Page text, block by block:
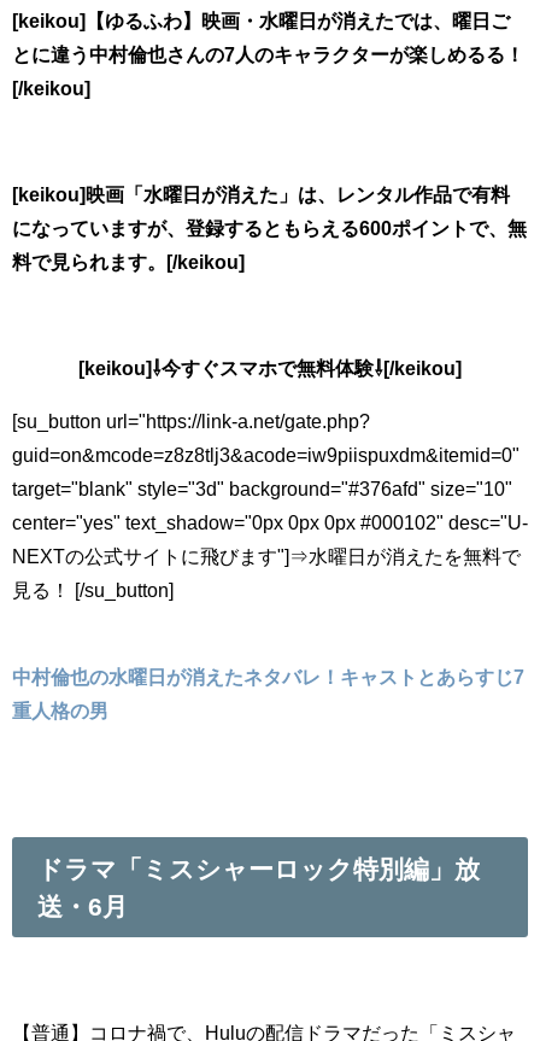
[keikou]【ゆるふわ】映画・水曜日が消えたでは、曜日ご
とに違う中村倫也さんの7人のキャラクターが楽しめるる！
[/keikou]
[keikou]映画「水曜日が消えた」は、レンタル作品で有料
になっていますが、登録するともらえる600ポイントで、無
料で見られます。[/keikou]
[keikou]⇩今すぐスマホで無料体験⇩[/keikou]
[su_button url="https://link-a.net/gate.php?
guid=on&mcode=z8z8tlj3&acode=iw9piispuxdm&itemid=0"
target="blank" style="3d" background="#376afd" size="10"
center="yes" text_shadow="0px 0px 0px #000102" desc="U-
NEXTの公式サイトに飛びます"]⇒水曜日が消えたを無料で
見る！ [/su_button]
中村倫也の水曜日が消えたネタバレ！キャストとあらすじ7
重人格の男
ドラマ「ミスシャーロック特別編」放
送・6月
【普通】コロナ禍で、Huluの配信ドラマだった「ミスシャ